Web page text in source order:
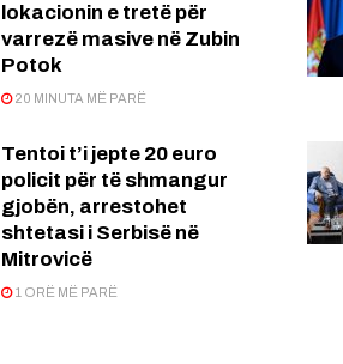
lokacionin e tretë për
varrezë masive në Zubin
Potok
20 MINUTA MË PARË
Tentoi t’i jepte 20 euro
policit për të shmangur
gjobën, arrestohet
shtetasi i Serbisë në
Mitrovicë
1 ORË MË PARË